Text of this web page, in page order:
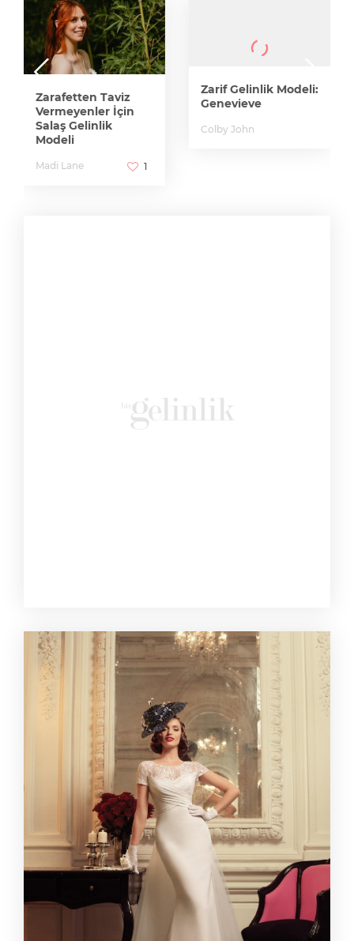
Zarafetten Taviz
Vermeyenler İçin
Salaş Gelinlik
Modeli
Madi Lane 1
Zarif Gelinlik Modeli:
Genevieve
Colby John